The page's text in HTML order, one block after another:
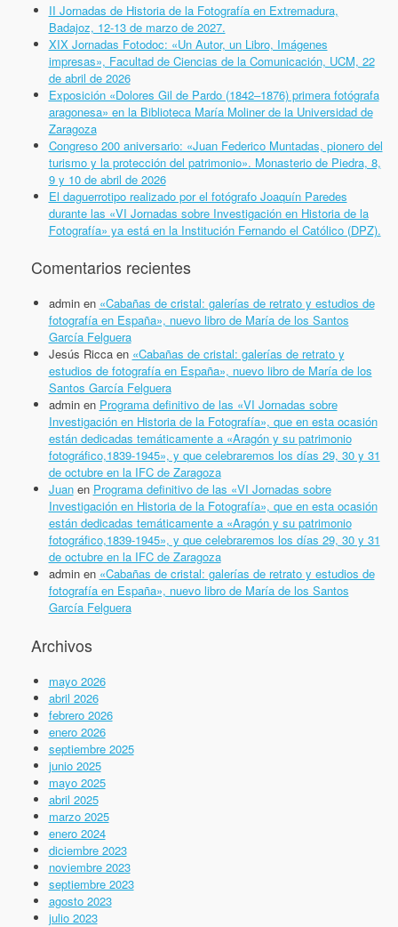
II Jornadas de Historia de la Fotografía en Extremadura,
Badajoz, 12-13 de marzo de 2027.
XIX Jornadas Fotodoc: «Un Autor, un Libro, Imágenes
impresas», Facultad de Ciencias de la Comunicación, UCM, 22
de abril de 2026
Exposición «Dolores Gil de Pardo (1842–1876) primera fotógrafa
aragonesa» en la Biblioteca María Moliner de la Universidad de
Zaragoza
Congreso 200 aniversario: «Juan Federico Muntadas, pionero del
turismo y la protección del patrimonio». Monasterio de Piedra, 8,
9 y 10 de abril de 2026
El daguerrotipo realizado por el fotógrafo Joaquín Paredes
durante las «VI Jornadas sobre Investigación en Historia de la
Fotografía» ya está en la Institución Fernando el Católico (DPZ).
Comentarios recientes
adminen «Cabañas de cristal: galerías de retrato y estudios de
fotografía en España», nuevo libro de María de los Santos
García Felguera
Jesús Riccaen «Cabañas de cristal: galerías de retrato y
estudios de fotografía en España», nuevo libro de María de los
Santos García Felguera
adminen Programa definitivo de las «VI Jornadas sobre
Investigación en Historia de la Fotografía», que en esta ocasión
están dedicadas temáticamente a «Aragón y su patrimonio
fotográfico,1839-1945», y que celebraremos los días 29, 30 y 31
de octubre en la IFC de Zaragoza
Juanen Programa definitivo de las «VI Jornadas sobre
Investigación en Historia de la Fotografía», que en esta ocasión
están dedicadas temáticamente a «Aragón y su patrimonio
fotográfico,1839-1945», y que celebraremos los días 29, 30 y 31
de octubre en la IFC de Zaragoza
adminen «Cabañas de cristal: galerías de retrato y estudios de
fotografía en España», nuevo libro de María de los Santos
García Felguera
Archivos
mayo 2026
abril 2026
febrero 2026
enero 2026
septiembre 2025
junio 2025
mayo 2025
abril 2025
marzo 2025
enero 2024
diciembre 2023
noviembre 2023
septiembre 2023
agosto 2023
julio 2023